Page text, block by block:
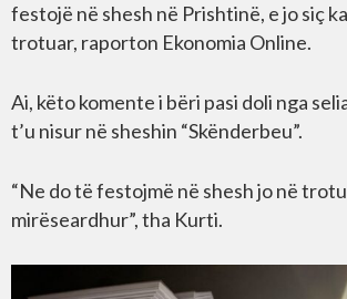
festojë në shesh në Prishtinë, e jo siç
trotuar, raporton Ekonomia Online.
Ai, këto komente i bëri pasi doli nga
t’u nisur në sheshin “Skënderbeu”.
“Ne do të festojmë në shesh jo në
mirëseardhur”, tha Kurti.